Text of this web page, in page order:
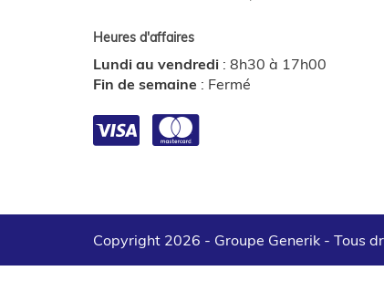
Heures d'affaires
Lundi au vendredi : 8h30 à 17h00
Fin de semaine : Fermé
Copyright 2026 - Groupe Generik - Tous